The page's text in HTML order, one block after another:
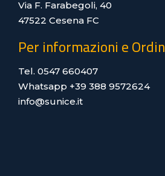
Via F. Farabegoli, 40
47522 Cesena FC
Per informazioni e
Tel. 0547 660407
Whatsapp +39 388 9572624
info@sunice.it